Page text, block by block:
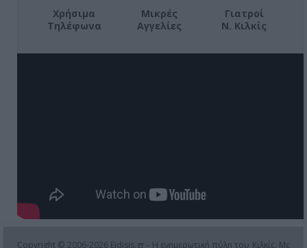
Χρήσιμα
Τηλέφωνα
Μικρές
Αγγελίες
Γιατροί
Ν. Κιλκίς
Copyright © 2006-2026 Eidisis.gr - Η ενημερωτική πύλη του Κιλκίς. Με